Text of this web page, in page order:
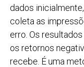
dados
coleta as
erro. Os
os retornos
recebe. É uma